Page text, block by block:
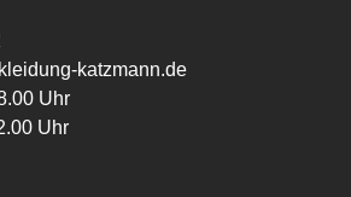
katzmann.de
Uhr
Uhr